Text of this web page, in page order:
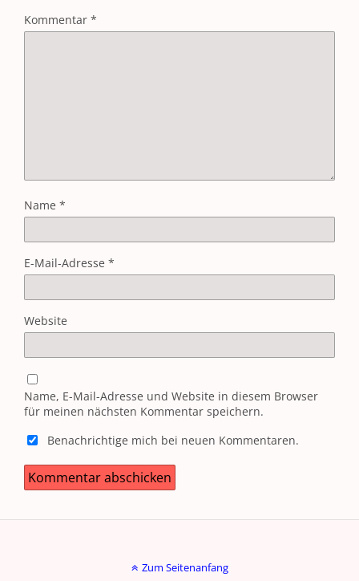
Kommentar *
Name *
E-Mail-Adresse *
Website
Name, E-Mail-Adresse und Website in diesem Browser
für meinen nächsten Kommentar speichern.
Benachrichtige mich bei neuen Kommentaren.
Zum Seitenanfang